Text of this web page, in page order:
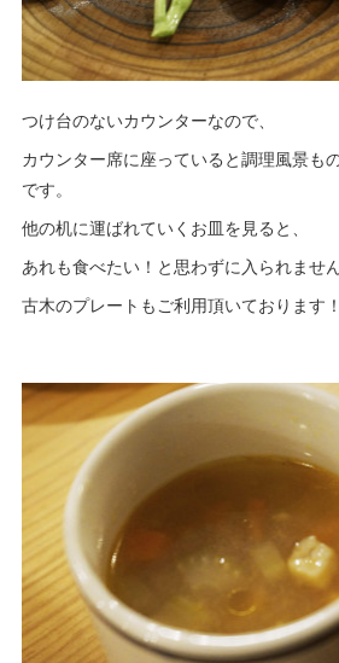
つけ台のないカウンターなので、
カウンター席に座っていると調理風景も
です。
他の机に運ばれていくお皿を見ると、
あれも食べたい！と思わずに入られません
古木のプレートもご利用頂いております！